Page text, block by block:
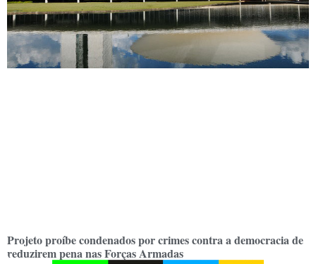
Projeto proíbe condenados por crimes contra a democracia de
reduzirem pena nas Forças Armadas